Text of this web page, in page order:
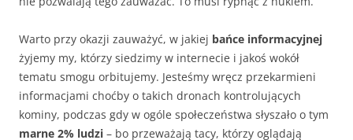
Warto przy okazji zauważyć, w jakiej bańce informacyjnej
żyjemy my, którzy siedzimy w internecie i jakoś wokół
tematu smogu orbitujemy. Jesteśmy wręcz przekarmieni
informacjami choćby o takich dronach kontrolujących
kominy, podczas gdy w ogóle społeczeństwa słyszało o tym
marne 2% ludzi – bo przeważają tacy, którzy oglądają